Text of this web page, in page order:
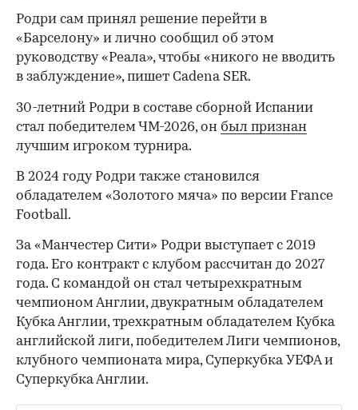
Родри сам принял решение перейти в
«Барселону» и лично сообщил об этом
руководству «Реала», чтобы «никого не вводить
в заблуждение», пишет Cadena SER.
00:00 / 00:00
30-летний Родри в составе сборной Испании
стал победителем ЧМ-2026, он был признан
лучшим игроком турнира.
В 2024 году Родри также становился
обладателем «Золотого мяча» по версии France
Football.
За «Манчестер Сити» Родри выступает с 2019
года. Его контракт с клубом рассчитан до 2027
года. С командой он стал четырехкратным
чемпионом Англии, двукратным обладателем
Кубка Англии, трехкратным обладателем Кубка
английской лиги, победителем Лиги чемпионов,
клубного чемпионата мира, Суперкубка УЕФА и
Суперкубка Англии.